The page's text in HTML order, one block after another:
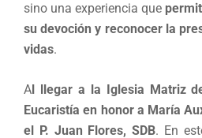
sino una experiencia que
su devoción y reconocer la
vidas.
Al llegar a la Iglesia Matriz
Eucaristía en honor a María
el P. Juan Flores, SDB. En